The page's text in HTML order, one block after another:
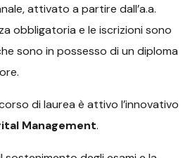
attivato a partire dall’a.a.
obbligatoria e le iscrizioni sono
sono in possesso di un diploma
di laurea è attivo l’innovativo
Management.